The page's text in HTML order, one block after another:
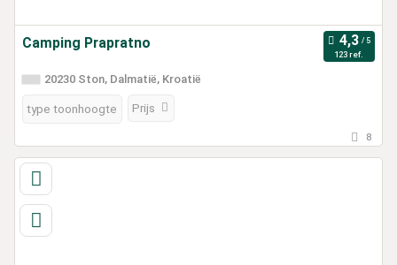
Camping Prapratno
123 ref.
20230 Ston, Dalmatië, Kroatië
type toonhoogte Prijs
8